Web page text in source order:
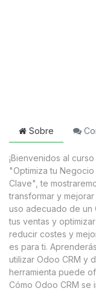
Sobre
¡Bienvenidos al
"Optimiza tu
Clave", te
transformar y
uso adecuado de un
tus ventas y
reducir costes y
es para ti.
utilizar Odoo CRM y
herramienta puede
Cómo Odoo CRM